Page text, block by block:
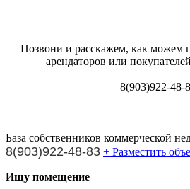
Позвони и расскажем, как можем
арендаторов или
8(903)922-48-
База собственников коммерческой
8(903)922-48-83 + Разместить
Ищу помещение